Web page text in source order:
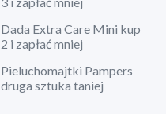
Dada Extra Care Mini kup
2 i zapłać mniej
Pieluchomajtki Pampers
druga sztuka taniej